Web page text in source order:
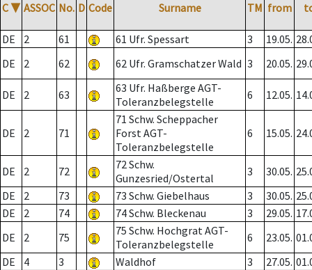
C ▼ ASSOC No. D Code Surname TM from
DE 2 61 61 Ufr. Spessart 3 19.05.
DE
2 62 62 Ufr. Gramschatzer Wald 3 20.05.
DE 2 63
63 Ufr. Haßberge AGT-
Toleranzbelegstelle
6 12.05.
DE 2 71
71 Schw. Scheppacher
Forst AGT-
Toleranzbelegstelle
6 15.05.
DE 2 72
72 Schw.
Gunzesried/Ostertal
3 30.05.
DE
2 73 73 Schw. Giebelhaus 3 30.05.
DE
2 74 74 Schw. Bleckenau 3 29.05.
DE
2 75
75 Schw. Hochgrat AGT-
Toleranzbelegstelle
6 23.05.
DE
4 3 Waldhof 3 27.05.